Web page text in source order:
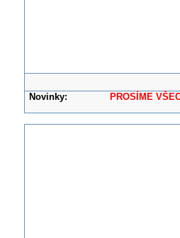
Novinky: PROSÍME VŠECHNY